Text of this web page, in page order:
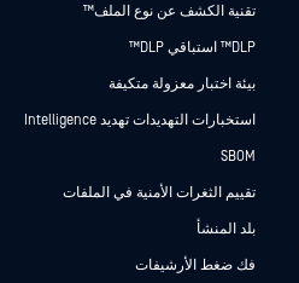
تقنية الكشف عن نوع الملف™
DLP™ استباقي DLP™
بيئة اختبار معزولة متكيفة
استخبارات التهديدات تهديد Intelligence
SBOM
تقييم الثغرات الأمنية في الملفات
بلد المنشأ
فك ضغط الأرشيفات